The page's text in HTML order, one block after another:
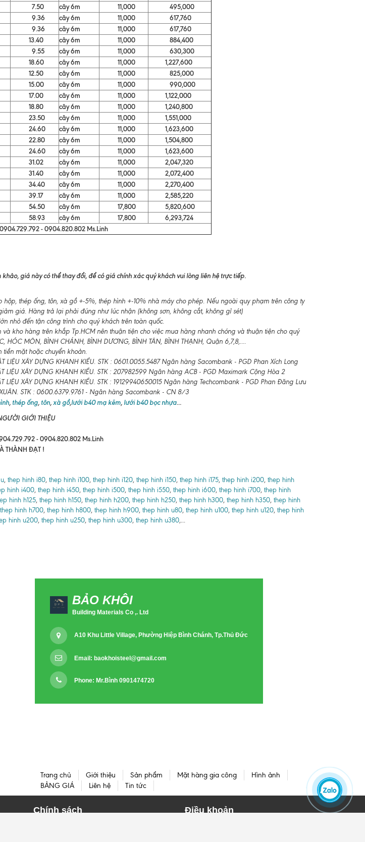
7.50 cây 6m 11,000
495,000
9.36 cây 6m 11,000
617,760
9.36 cây 6m 11,000
617,760
13.40 cây 6m 11,000
884,400
9.55 cây 6m 11,000
630,300
18.60 cây 6m 11,000
1,227,600
12.50 cây 6m 11,000
825,000
15.00 cây 6m 11,000
990,000
17.00 cây 6m 11,000
1,122,000
18.80 cây 6m 11,000
1,240,800
23.50 cây 6m 11,000
1,551,000
24.60 cây 6m 11,000
1,623,600
22.80 cây 6m 11,000
1,504,800
24.60 cây 6m 11,000
1,623,600
31.02 cây 6m 11,000
2,047,320
31.40 cây 6m 11,000
2,072,400
34.40 cây 6m 11,000
2,270,400
39.17 cây 6m 11,000
2,585,220
54.50 cây 6m 17,800
5,820,600
58.93 cây 6m 17,800
6,293,724
- 0904.820.802 Ms.Linh
giá này có thể thay đổi, để có giá chính xác quý khách vui lòng liên hệ trực tiếp.
thép ống, tôn, xà gồ +-5%, thép hình +-10% nhà máy cho phép. Nếu ngoài quy phạm trên công ty
giá. Hàng trả lại phải đúng như lúc nhận (không sơn, không cắt, không gỉ sét)
nhỏ đến tận công trình cho quý khách trên toàn quốc.
kho hàng trên khắp Tp.HCM nên thuận tiện cho việc mua hàng nhanh chóng và thuận tiện cho quý
MÔN, BÌNH CHÁNH, BÌNH DƯƠNG, BÌNH TÂN, BÌNH THẠNH, Quận 6,7,8,....
mặt hoặc chuyển khoản.
LIỆU XÂY DỰNG KHANH KIỀU. STK : 0601.0055.5487 Ngân hàng Sacombank - PGD Phan Xích Long
LIỆU XÂY DỰNG KHANH KIỀU. STK : 207982599 Ngân hàng ACB - PGD Maximark Cộng Hòa 2
LIỆU XÂY DỰNG KHANH KIỀU. STK : 19129940650015 Ngân hàng Techcombank - PGD Phan Đăng Lưu
STK : 0600.6379.9761 - Ngân hàng Sacombank - CN 8/3
,thép ống, tôn, xà gồ,lưới b40 mạ kẽm, lưới b40 bọc nhựa...
GIỚI THIỆU
- 0904.820.802 Ms.Linh
THÀNH ĐẠT !
, thep hinh i80, thep hinh i100, thep hinh i120, thep hinh i150, thep hinh i175, thep hinh i200, thep hinh
hinh i400, thep hinh i450, thep hinh i500, thep hinh i550, thep hinh i600, thep hinh i700, thep hinh
hinh h125, thep hinh h150, thep hinh h200, thep hinh h250, thep hinh h300, thep hinh h350, thep hinh
thep hinh h700, thep hinh h800, thep hinh h900, thep hinh u80, thep hinh u100, thep hinh u120, thep hinh
hinh u200, thep hinh u250, thep hinh u300, thep hinh u380,...
BẢO KHÔI
Building Materials Co ,. Ltd
A10 Khu Little Village, Phường Hiệp Bình Chánh, Tp.Thủ Đức
Email:baokhoisteel@gmail.com
Phone: Mr.Bình 0901474720
Trang chủ Giới thiệu Sản phẩm Mặt hàng gia công
Hình ảnh
BẢNG GIÁ
Liên hệ Tin tức
Chính sách Điều khoản